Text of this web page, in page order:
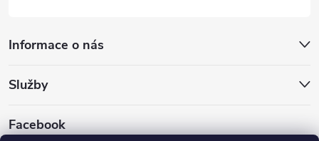
Informace o nás
Služby
Facebook